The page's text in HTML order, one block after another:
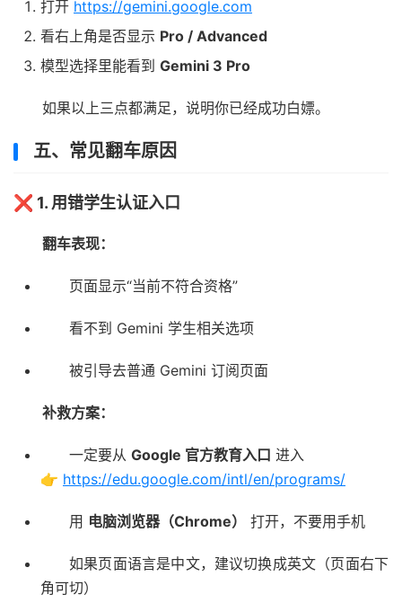
打开 https://gemini.google.com
看右上角是否显示 Pro / Advanced
模型选择里能看到 Gemini 3 Pro
如果以上三点都满足，说明你已经成功白嫖。
五、常见翻车原因
❌ 1. 用错学生认证入口
翻车表现：
页面显示“当前不符合资格”
看不到 Gemini 学生相关选项
被引导去普通 Gemini 订阅页面
补救方案：
一定要从 Google 官方教育入口 进入
👉 https://edu.google.com/intl/en/programs/
用 电脑浏览器（Chrome） 打开，不要用手机
如果页面语言是中文，建议切换成英文（页面右下
角可切）